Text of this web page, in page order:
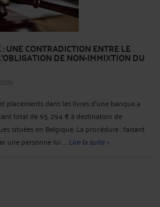
UNE CONTRADICTION ENTRE LE
DE NON-IMMIXTION DU
placements dans les livres d’une banque a
total de 95. 294 € à destination de
situées en Belgique. La procédure : faisant
une personne lui ... Lire la suite >